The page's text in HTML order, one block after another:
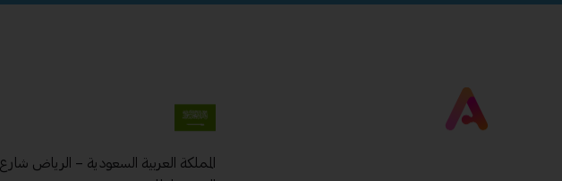
المملكة العربية السعودية – الرياض شارع